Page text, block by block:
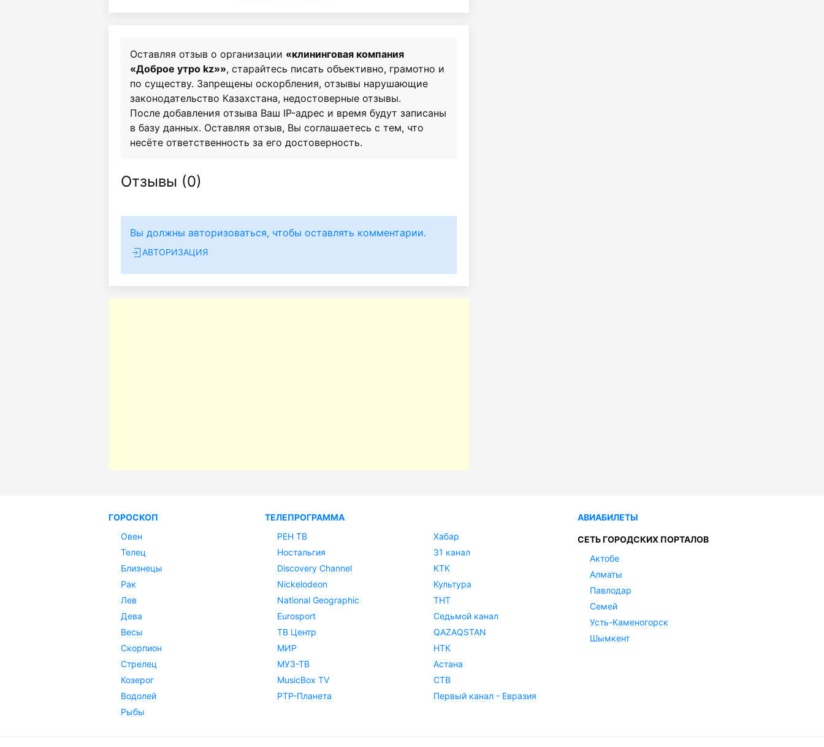
Оставляя отзыв о организации «клининговая компания
«Доброе утро kz»», старайтесь писать объективно, грамотно и
по существу. Запрещены оскорбления, отзывы нарушающие
законодательство Казахстана, недостоверные отзывы.
После добавления отзыва Ваш IP-адрес и время будут записаны
в базу данных. Оставляя отзыв, Вы соглашаетесь с тем, что
несёте ответственность за его достоверность.
Отзывы (0)
Вы должны авторизоваться, чтобы оставлять комментарии.
АВТОРИЗАЦИЯ
ГОРОСКОП
Овен
Телец
Близнецы
Рак
Лев
Дева
Весы
Скорпион
Стрелец
Козерог
Водолей
Рыбы
ТЕЛЕПРОГРАММА
РЕН ТВ
Ностальгия
Discovery Channel
Nickelodeon
National Geographic
Eurosport
ТВ Центр
МИР
МУЗ-ТВ
MusicBox TV
РТР-Планета
Хабар
31 канал
КТК
Культура
ТНТ
Седьмой канал
QAZAQSTAN
НТК
Астана
СТВ
Первый канал - Евразия
АВИАБИЛЕТЫ
СЕТЬ ГОРОДСКИХ ПОРТАЛОВ
Актобе
Алматы
Павлодар
Семей
Усть-Каменогорск
Шымкент